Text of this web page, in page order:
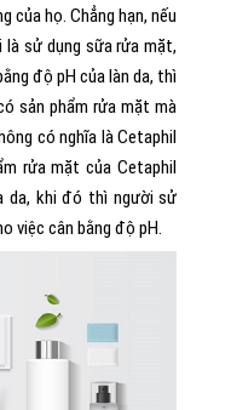
của họ. Chẳng hạn, nếu
là sử dụng sữa rửa mặt,
độ pH của làn da, thì
sản phẩm rửa mặt mà
có nghĩa là Cetaphil
rửa mặt của Cetaphil
da, khi đó thì người sử
việc cân bằng độ pH.